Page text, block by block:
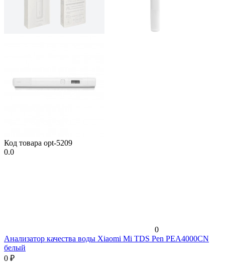
Код товара opt-5209
0.0
0
Анализатор качества воды Xiaomi Mi TDS Pen PEA4000CN
белый
0 ₽